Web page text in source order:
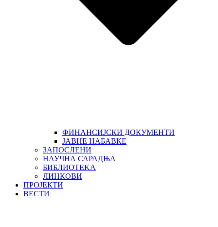
ФИНАНСИЈСКИ ДОКУМЕНТИ
ЈАВНЕ НАБАВКЕ
ЗАПОСЛЕНИ
НАУЧНА САРАДЊА
БИБЛИОТЕKА
ЛИНКОВИ
ПРОЈЕКТИ
ВЕСТИ